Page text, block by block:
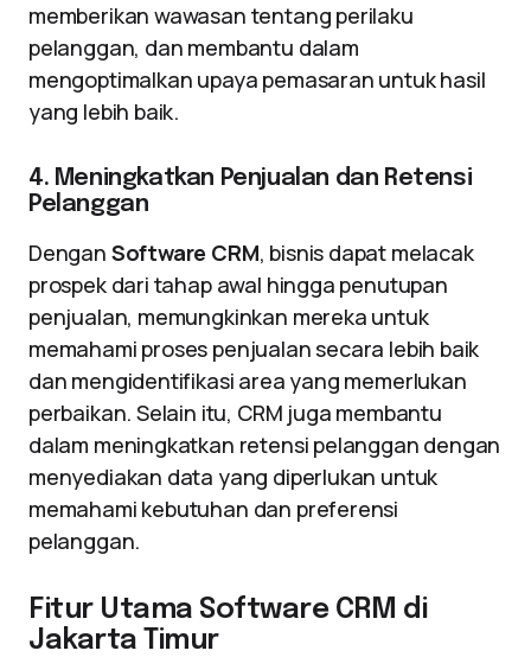
memberikan wawasan tentang perilaku
pelanggan, dan membantu dalam
mengoptimalkan upaya pemasaran untuk hasil
yang lebih baik.
4. Meningkatkan Penjualan dan Retensi
Pelanggan
Dengan Software CRM, bisnis dapat melacak
prospek dari tahap awal hingga penutupan
penjualan, memungkinkan mereka untuk
memahami proses penjualan secara lebih baik
dan mengidentifikasi area yang memerlukan
perbaikan. Selain itu, CRM juga membantu
dalam meningkatkan retensi pelanggan dengan
menyediakan data yang diperlukan untuk
memahami kebutuhan dan preferensi
pelanggan.
Fitur Utama Software CRM di
Jakarta Timur